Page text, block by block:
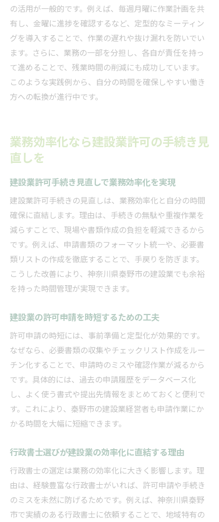
の活用が一般的です。例えば、毎週月曜に作業計画を共
有し、金曜に進捗を確認するなど、定型的なミーティン
グを導入することで、作業の遅れや抜け漏れを防いでい
ます。さらに、業務の一部を分担し、各自が責任を持っ
て進めることで、残業時間の削減にも成功しています。
このような実践例から、自分の時間を確保しやすい働き
方への転換が進行中です。
業務効率化なら建設業許可の手続き見
直しを
建設業許可手続き見直しで業務効率化を実現
建設業許可手続きの見直しは、業務効率化と自分の時間
確保に直結します。理由は、手続きの無駄や重複作業を
減らすことで、現場や書類作成の負担を軽減できるから
です。例えば、申請書類のフォーマット統一や、必要書
類リストの作成を徹底することで、手戻りを防ぎます。
こうした改善により、神奈川県秦野市の建設業でも余裕
を持った時間管理が実現できます。
建設業の許可申請を時短するための工夫
許可申請の時短には、事前準備と定型化が効果的です。
なぜなら、必要書類の収集やチェックリスト作成をルー
チン化することで、申請時のミスや確認作業が減るから
です。具体的には、過去の申請履歴をデータベース化
し、よく使う書式や提出先情報をまとめておくと便利で
す。これにより、秦野市の建設業経営者も申請作業にか
かる時間を大幅に短縮できます。
行政書士選びが建設業の効率化に直結する理由
行政書士の選定は業務の効率化に大きく影響します。理
由は、経験豊富な行政書士がいれば、許可申請や手続き
のミスを未然に防げるためです。例えば、神奈川県秦野
市で実績のある行政書士に依頼することで、地域特有の